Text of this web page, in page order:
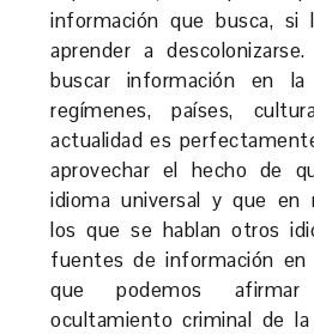
información que busca, si
aprender a
buscar información en
regímenes, países,
actualidad es
aprovechar el hecho de
idioma universal y que en
los que se hablan otros
fuentes de información en
que podemos
ocultamiento criminal de